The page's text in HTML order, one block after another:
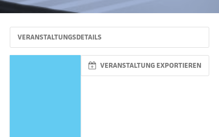
VERANSTALTUNGSDETAILS
VERANSTALTUNG EXPORTIEREN